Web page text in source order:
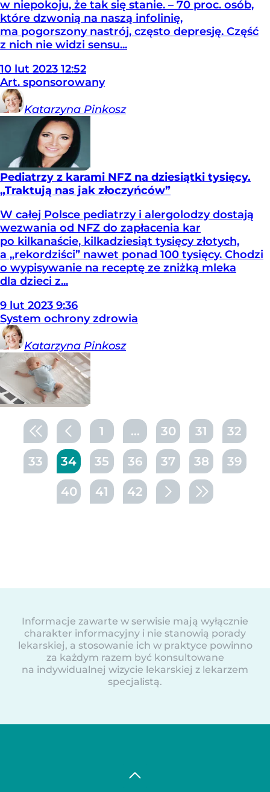
w niepokoju, że tak się stanie. – 70 proc. osób,
które dzwonią na naszą infolinię,
ma pogorszony nastrój, często depresję. Część
z nich nie widzi sensu...
10 lut 2023 12:52
Art. sponsorowany
Katarzyna Pinkosz
Pediatrzy z karami NFZ na dziesiątki tysięcy.
„Traktują nas jak złoczyńców”
W całej Polsce pediatrzy i alergolodzy dostają
wezwania od NFZ do zapłacenia kar
po kilkanaście, kilkadziesiąt tysięcy złotych,
a „rekordziści” nawet ponad 100 tysięcy. Chodzi
o wypisywanie na receptę ze zniżką mleka
dla dzieci z...
9 lut 2023 9:36
System ochrony zdrowia
Katarzyna Pinkosz
1 ... 30 31 32
33 34 35 36 37 38 39
40 41 42
Informacje zawarte w serwisie mają wyłącznie
charakter informacyjny i nie stanowią porady
lekarskiej, a stosowanie ich w praktyce powinno
za każdym razem być konsultowane
na indywidualnej wizycie lekarskiej z lekarzem
specjalistą.